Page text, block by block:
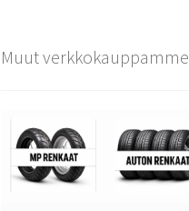
Muut verkkokauppamme